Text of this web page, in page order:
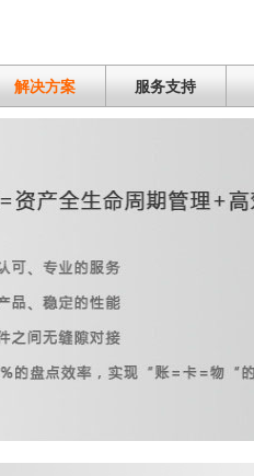
解决方案 服务支持